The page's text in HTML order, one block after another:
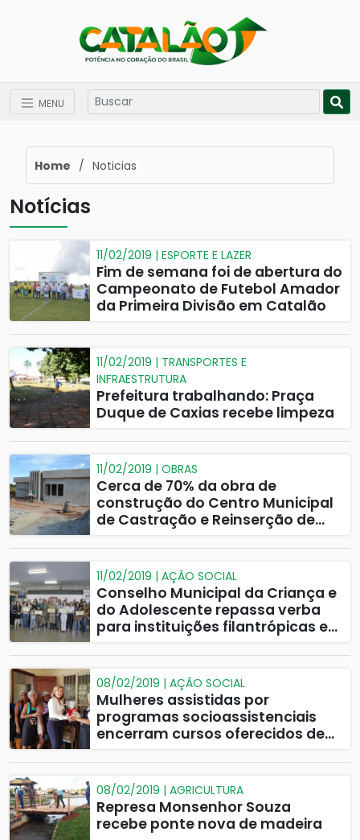
MENU
Home / Noticias
Notícias
11/02/2019 | ESPORTE E LAZER
Fim de semana foi de abertura do
Campeonato de Futebol Amador
da Primeira Divisão em Catalão
11/02/2019 | TRANSPORTES E
INFRAESTRUTURA
Prefeitura trabalhando: Praça
Duque de Caxias recebe limpeza
11/02/2019 | OBRAS
Cerca de 70% da obra de
construção do Centro Municipal
de Castração e Reinserção de
11/02/2019 | AÇÃO SOCIAL
Conselho Municipal da Criança e
do Adolescente repassa verba
para instituições filantrópicas em
08/02/2019 | AÇÃO SOCIAL
Mulheres assistidas por
programas socioassistenciais
encerram cursos oferecidos de
08/02/2019 | AGRICULTURA
Represa Monsenhor Souza
recebe ponte nova de madeira